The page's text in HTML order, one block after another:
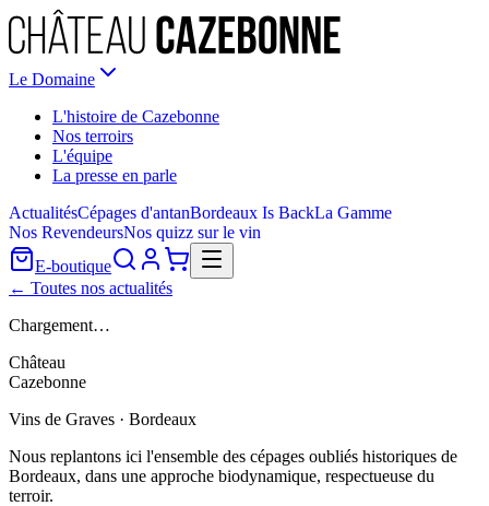
Le Domaine
L'histoire de Cazebonne
Nos terroirs
L'équipe
La presse en parle
ActualitésCépages d'antanBordeaux Is BackLa Gamme
Nos RevendeursNos quizz sur le vin
E-boutique
← Toutes nos actualités
Chargement…
Château
Cazebonne
Vins de Graves · Bordeaux
Nous replantons ici l'ensemble des cépages oubliés historiques de
Bordeaux, dans une approche biodynamique, respectueuse du
terroir.